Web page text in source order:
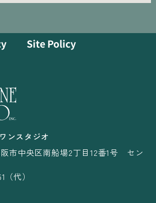
Site Policy
ンスタジオ
市中央区南船場2丁目12番1号 セン
代）